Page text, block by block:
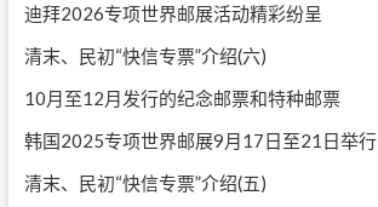
迪拜2026专项世界邮展活动精彩纷呈
清末、民初“快信专票”介绍(六)
10月至12月发行的纪念邮票和特种邮票
韩国2025专项世界邮展9月17日至21日举行
清末、民初“快信专票”介绍(五)